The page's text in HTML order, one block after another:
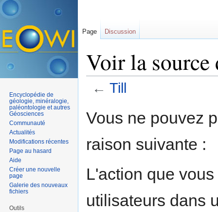
Voir la
← Till
Vous ne pouvez
raison suivante :
L'action que
utilisateurs dans
Page Discussion
Encyclopédie de
géologie, minéralogie,
paléontologie et autres
Géosciences
Communauté
Actualités
Modifications récentes
Page au hasard
Aide
Créer une nouvelle
page
Galerie des nouveaux
fichiers
Outils